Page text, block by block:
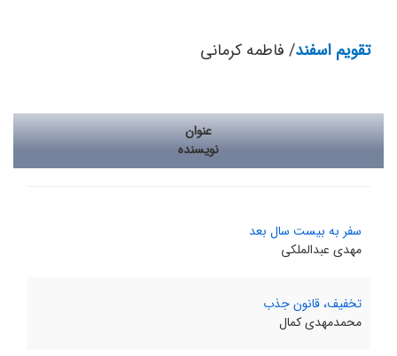
تقویم اسفند/ فاطمه کرمانی
عنوان
نویسنده
سفر به بیست سال بعد
مهدی عبدالملکی
تخفیف، قانون جذب
محمدمهدی کمال